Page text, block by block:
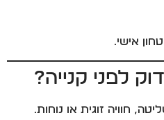
אישי.
לפני קנייה?
חוויה זוגית או נוחות.